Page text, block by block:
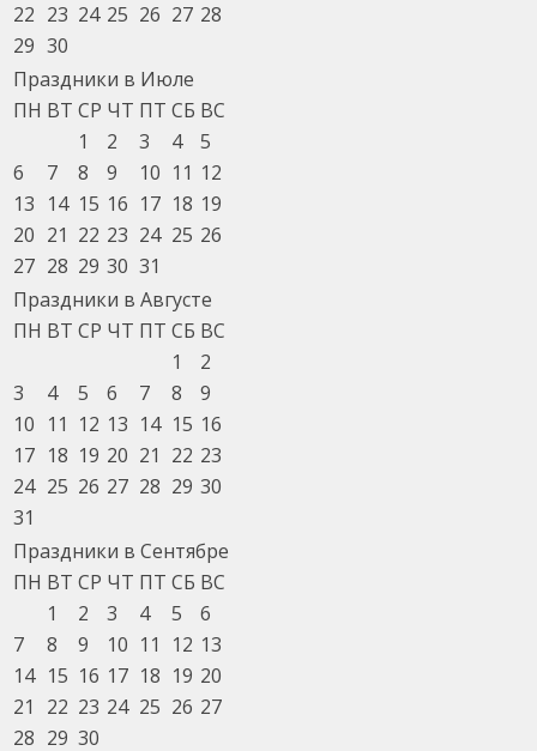
22 23 24 25 26 27 28
29 30
Праздники в Июле
ПН ВТ СР ЧТ ПТ СБ ВС
1
2 3 4
5
6
7 8 9 10 11 12
13 14 15 16 17 18 19
20 21 22 23 24 25 26
27 28 29 30 31
Праздники в Августе
ПН ВТ СР ЧТ ПТ СБ ВС
1
2
3
4 5 6 7 8
9
10 11 12 13 14 15 16
17 18 19 20 21 22 23
24 25 26 27 28 29 30
31
Праздники в Сентябре
ПН ВТ СР ЧТ ПТ СБ ВС
1
2 3 4 5
6
7
8 9 10 11 12 13
14 15 16 17 18 19 20
21
22 23 24 25 26 27
28 29 30